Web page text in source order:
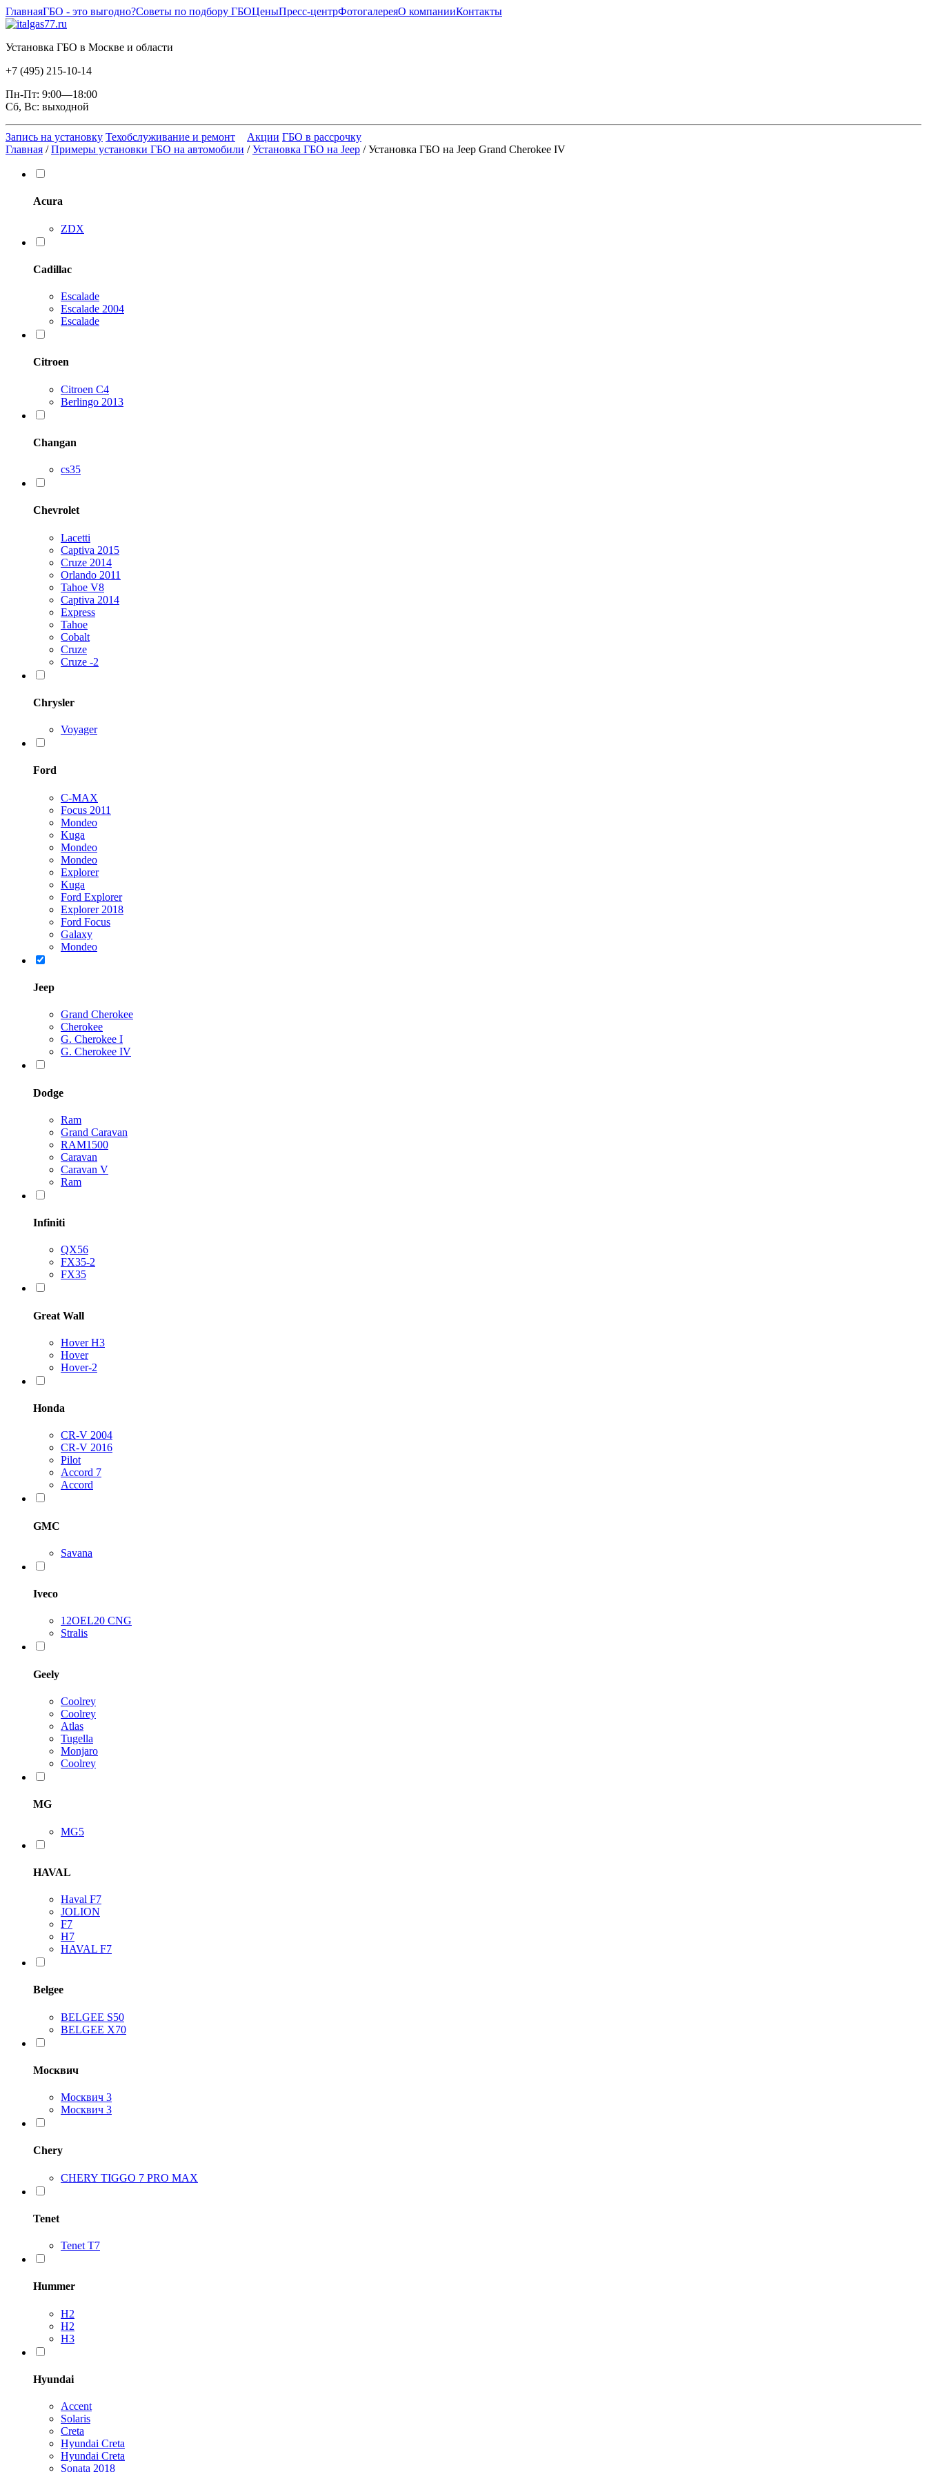
ГлавнаяГБО - это выгодно?Советы по подбору ГБОЦеныПресс-центрФотогалереяО компанииКонтакты
Установка ГБО в Москве и области
+7 (495) 215-10-14
Пн-Пт: 9:00—18:00
Сб, Вс: выходной
Запись на установку Техобслуживание и ремонт Акции ГБО в рассрочку
Главная /Примеры установки ГБО на автомобили /Установка ГБО на Jeep / Установка ГБО на Jeep Grand Cherokee IV
Acura
ZDX
Cadillac
Escalade
Escalade 2004
Escalade
Citroen
Citroen C4
Berlingo 2013
Changan
cs35
Chevrolet
Lacetti
Captiva 2015
Cruze 2014
Orlando 2011
Tahoe V8
Captiva 2014
Express
Tahoe
Cobalt
Cruze
Cruze -2
Chrysler
Voyager
Ford
C-MAX
Focus 2011
Mondeo
Kuga
Mondeo
Mondeo
Explorer
Kuga
Ford Explorer
Explorer 2018
Ford Focus
Galaxy
Mondeo
Jeep
Grand Cherokee
Cherokee
G. Cherokee I
G. Cherokee IV
Dodge
Ram
Grand Caravan
RAM1500
Caravan
Caravan V
Ram
Infiniti
QX56
FX35-2
FX35
Great Wall
Hover H3
Hover
Hover-2
Honda
CR-V 2004
CR-V 2016
Pilot
Accord 7
Accord
GMC
Savana
Iveco
12OEL20 CNG
Stralis
Geely
Coolrey
Coolrey
Atlas
Tugella
Monjaro
Coolrey
MG
MG5
HAVAL
Haval F7
JOLION
F7
H7
HAVAL F7
Belgee
BELGEE S50
BELGEE X70
Москвич
Москвич 3
Москвич 3
Chery
CHERY TIGGO 7 PRO MAX
Tenet
Tenet T7
Hummer
H2
H2
H3
Hyundai
Accent
Solaris
Creta
Hyundai Creta
Hyundai Creta
Sonata 2018